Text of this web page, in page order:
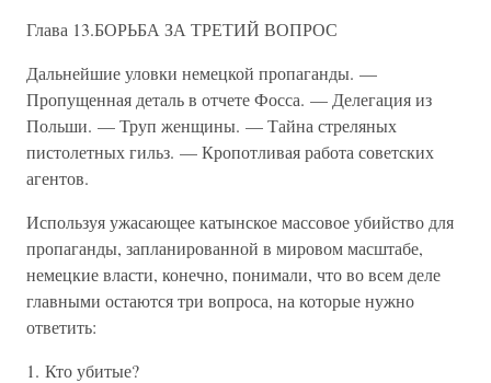
Глава 13.БОРЬБА ЗА ТРЕТИЙ ВОПРОС
Дальнейшие уловки немецкой пропаганды. —
Пропущенная деталь в отчете Фосса. — Делегация из
Польши. — Труп женщины. — Тайна стреляных
пистолетных гильз. — Кропотливая работа советских
агентов.
Используя ужасающее катынское массовое убийство для
пропаганды, запланированной в мировом масштабе,
немецкие власти, конечно, понимали, что во всем деле
главными остаются три вопроса, на которые нужно
ответить:
1. Кто убитые?